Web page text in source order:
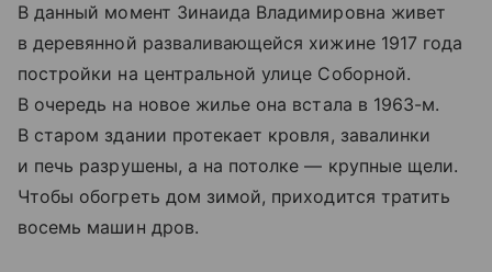
В данный момент Зинаида Владимировна живет
в деревянной разваливающейся хижине 1917 года
постройки на центральной улице Соборной.
В очередь на новое жилье она встала в 1963-м.
В старом здании протекает кровля, завалинки
и печь разрушены, а на потолке — крупные щели.
Чтобы обогреть дом зимой, приходится тратить
восемь машин дров.